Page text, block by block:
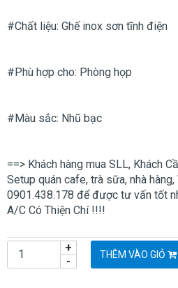
#Chất liệu: Ghế inox sơn tĩnh điện
#Phù hợp cho: Phòng họp
#Màu sắc: Nhũ bạc
==> Khách hàng mua SLL, Khách
Setup quán cafe, trà sữa, nhà
0901.438.178 để được tư vấn tốt
A/C Có Thiện Chí !!!!
-
+ THÊM VÀO GIỎ